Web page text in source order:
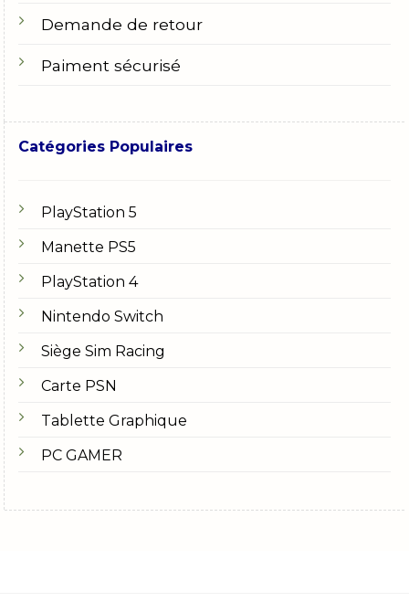
Demande de retour
Paiment sécurisé
Catégories Populaires
PlayStation 5
Manette PS5
PlayStation 4
Nintendo Switch
Siège Sim Racing
Carte PSN
Tablette Graphique
PC GAMER